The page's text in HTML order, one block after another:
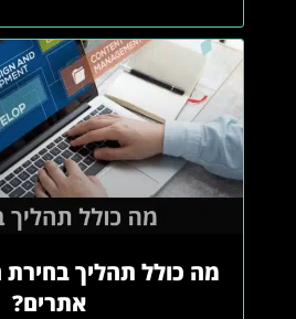
מה כולל תהליך בחירת
אתרים?